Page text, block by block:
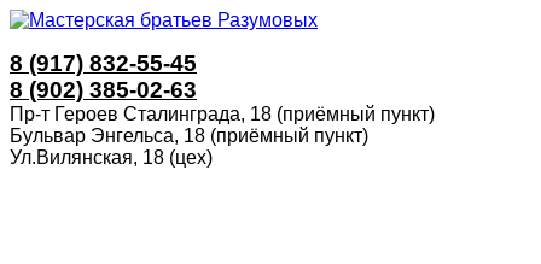
8 (917) 832-55-45
8 (902) 385-02-63
Пр-т Героев Сталинграда, 18 (приёмный пункт)
Бульвар Энгельса, 18 (приёмный пункт)
Ул.Вилянская, 18 (цех)